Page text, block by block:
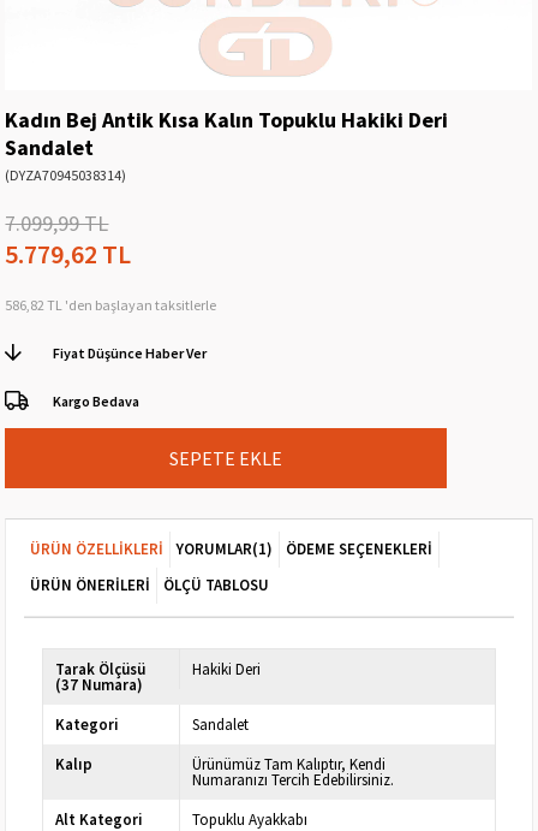
Kadın Bej Antik Kısa Kalın Topuklu Hakiki Deri
Sandalet
(DYZA70945038314)
7.099,99 TL
5.779,62 TL
586,82 TL 'den başlayan taksitlerle
Fiyat Düşünce Haber Ver
Kargo Bedava
ÜRÜN ÖZELLIKLERI YORUMLAR(1)
ÖDEME SEÇENEKLERI
ÜRÜN ÖNERILERI
ÖLÇÜ TABLOSU
Tarak Ölçüsü
(37 Numara)
Hakiki Deri
Kategori
Sandalet
Kalıp
Ürünümüz Tam Kalıptır, Kendi
Numaranızı Tercih Edebilirsiniz.
Alt Kategori
Topuklu Ayakkabı